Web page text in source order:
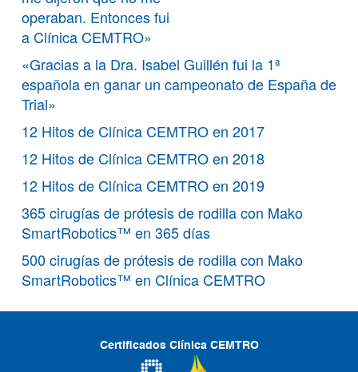
operaban. Entonces fui
a Clínica CEMTRO»
«Gracias a la Dra. Isabel Guillén fui la 1ª
española en ganar un campeonato de España de
Trial»
12 Hitos de Clínica CEMTRO en 2017
12 Hitos de Clínica CEMTRO en 2018
12 Hitos de Clínica CEMTRO en 2019
365 cirugías de prótesis de rodilla con Mako
SmartRobotics™ en 365 días
500 cirugías de prótesis de rodilla con Mako
SmartRobotics™ en Clínica CEMTRO
Certificados Clínica CEMTRO